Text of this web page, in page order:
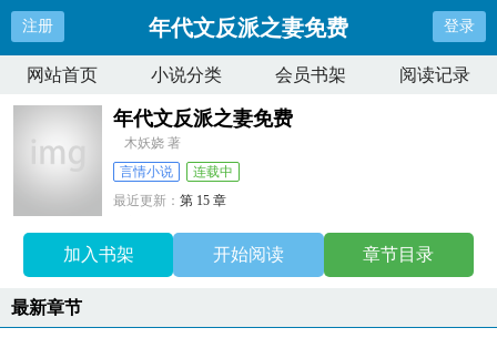
注册 年代文反派之妻免费 登录
网站首页 小说分类 会员书架 阅读记录
年代文反派之妻免费
木妖娆 著
言情小说
连载中
最近更新：第 15 章
加入书架 开始阅读 章节目录
最新章节